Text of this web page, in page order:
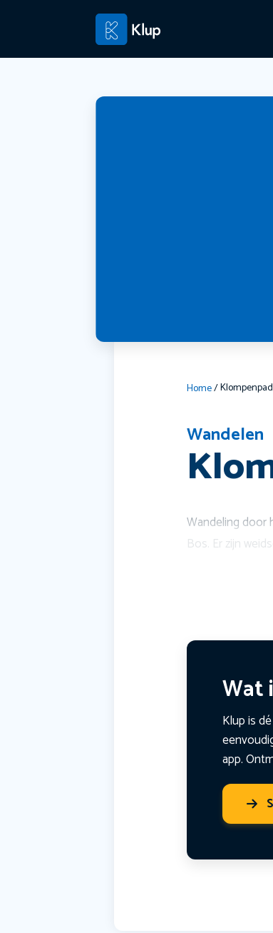
Home/
Wandelen
Wandeling door
Bos. Er zijn
Wat
Klup is
app.